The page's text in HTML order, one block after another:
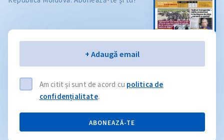
+ Adaugă email
Am citit și sunt de acord cu politica de
confidențialitate.
ABONEAZĂ-TE